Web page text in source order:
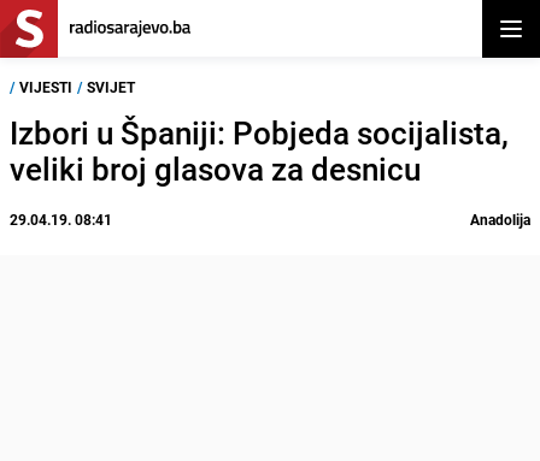
/ VIJESTI / SVIJET
Izbori u Španiji: Pobjeda socijalista,
veliki broj glasova za desnicu
29.04.19. 08:41 Anadolija